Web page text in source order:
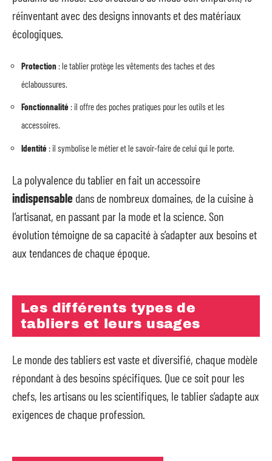
réinventant avec des designs innovants et des matériaux
écologiques.
Protection : le tablier protège les vêtements des taches et des
éclaboussures.
Fonctionnalité : il offre des poches pratiques pour les outils et les
accessoires.
Identité : il symbolise le métier et le savoir-faire de celui qui le porte.
La polyvalence du tablier en fait un accessoire
indispensable dans de nombreux domaines, de la cuisine à
l’artisanat, en passant par la mode et la science. Son
évolution témoigne de sa capacité à s’adapter aux besoins et
aux tendances de chaque époque.
Les différents types de
tabliers et leurs usages
Le monde des tabliers est vaste et diversifié, chaque modèle
répondant à des besoins spécifiques. Que ce soit pour les
chefs, les artisans ou les scientifiques, le tablier s’adapte aux
exigences de chaque profession.